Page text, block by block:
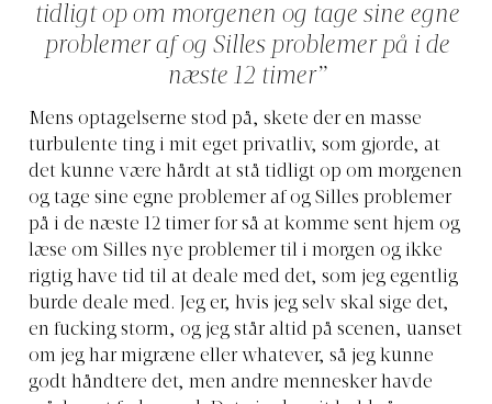
tidligt op om morgenen og tage sine egne
problemer af og Silles problemer på i de
næste 12 timer”
Mens optagelserne stod på, skete der en masse
turbulente ting i mit eget privatliv, som gjorde, at
det kunne være hårdt at stå tidligt op om morgenen
og tage sine egne problemer af og Silles problemer
på i de næste 12 timer for så at komme sent hjem og
læse om Silles nye problemer til i morgen og ikke
rigtig have tid til at deale med det, som jeg egentlig
burde deale med. Jeg er, hvis jeg selv skal sige det,
en fucking storm, og jeg står altid på scenen, uanset
om jeg har migræne eller whatever, så jeg kunne
godt håndtere det, men andre mennesker havde